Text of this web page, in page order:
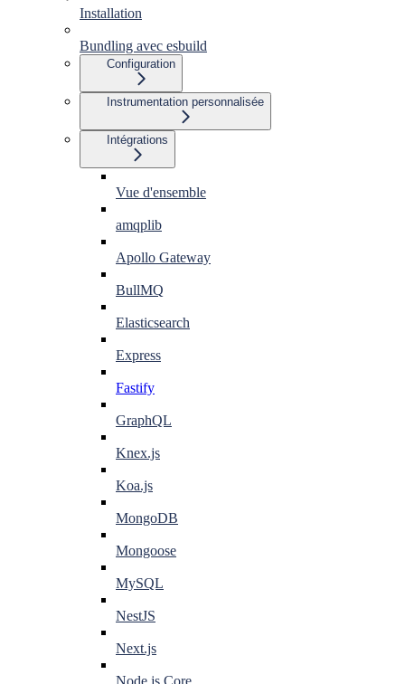
Installation
Bundling avec esbuild
Configuration
Instrumentation personnalisée
Intégrations
Vue d'ensemble
amqplib
Apollo Gateway
BullMQ
Elasticsearch
Express
Fastify
GraphQL
Knex.js
Koa.js
MongoDB
Mongoose
MySQL
NestJS
Next.js
Node.js Core